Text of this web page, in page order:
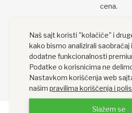
cena.
Naš sajt koristi "kolačiće" i
kako bismo analizirali saobraćaj
dodatne funkcionalnosti
Podatke o korisnicima ne
Nastavkom korišćenja web
našim pravilima korišćenja i
Slažem se